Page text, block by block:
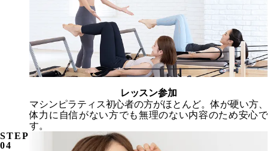
レッスン参加
マシンピラティス初心者の方がほとんど。体が硬い方、
体力に自信がない方でも無理のない内容のため安心で
す。
STEP
04